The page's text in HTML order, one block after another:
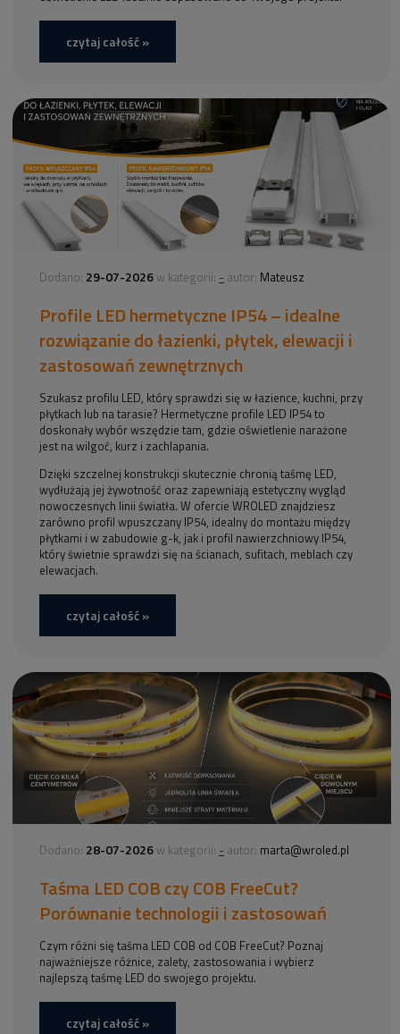
czytaj całość »
Dodano: 29-07-2026 w kategorii: - autor: Mateusz
Profile LED hermetyczne IP54 – idealne
rozwiązanie do łazienki, płytek, elewacji i
zastosowań zewnętrznych
Szukasz profilu LED, który sprawdzi się w łazience, kuchni, przy
płytkach lub na tarasie? Hermetyczne profile LED IP54 to
doskonały wybór wszędzie tam, gdzie oświetlenie narażone
jest na wilgoć, kurz i zachlapania.
Dzięki szczelnej konstrukcji skutecznie chronią taśmę LED,
wydłużają jej żywotność oraz zapewniają estetyczny wygląd
nowoczesnych linii światła. W ofercie WROLED znajdziesz
zarówno profil wpuszczany IP54, idealny do montażu między
płytkami i w zabudowie g-k, jak i profil nawierzchniowy IP54,
który świetnie sprawdzi się na ścianach, sufitach, meblach czy
elewacjach.
czytaj całość »
Dodano: 28-07-2026 w kategorii: - autor: marta@wroled.pl
Taśma LED COB czy COB FreeCut?
Porównanie technologii i zastosowań
Czym różni się taśma LED COB od COB FreeCut? Poznaj
najważniejsze różnice, zalety, zastosowania i wybierz
najlepszą taśmę LED do swojego projektu.
czytaj całość »